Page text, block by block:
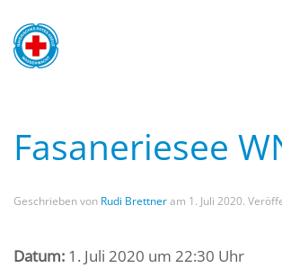
Zum Hauptinhalt springen
Fasaneriesee
Geschrieben von Rudi Brettneram 1. Juli 2020.
Datum: 1. Juli 2020 um 22:30 Uhr